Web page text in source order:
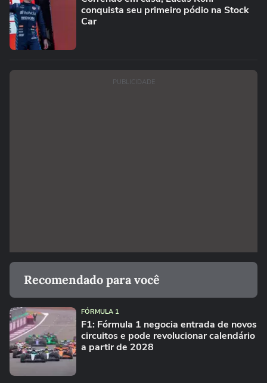
conquista seu primeiro pódio na Stock
Car
PUBLICIDADE
Recomendado para você
FÓRMULA 1
F1: Fórmula 1 negocia entrada de novos
circuitos e pode revolucionar calendário
a partir de 2028